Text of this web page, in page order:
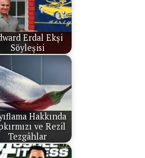
Erdal Ekşi
Söyleşisi
Hakkında
ve Rezil
Tezgâhlar